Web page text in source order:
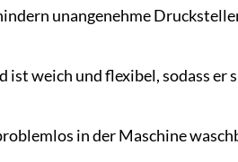
unangenehme
ist weich und flexibel, sodass
in der Maschine